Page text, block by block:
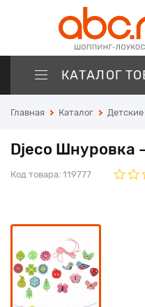
КАТАЛОГ
Главная Каталог
Djeco Шнуровка
Код товара: 119777